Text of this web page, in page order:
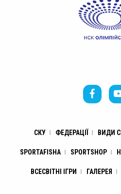
СКУ ФЕДЕРАЦІЇ ВИДИ
SPORTAFISHA SPORTSHOP
ВСЕСВІТНІ ІГРИ ГАЛЕРЕЯ